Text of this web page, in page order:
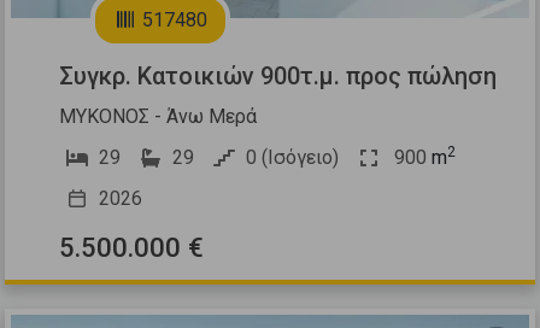
517480
Συγκρ. Κατοικιών 900τ.μ. προς πώληση
ΜΥΚΟΝΟΣ - Άνω Μερά
29
29 0 (Ισόγειο) 900 m2
2026
5.500.000 €